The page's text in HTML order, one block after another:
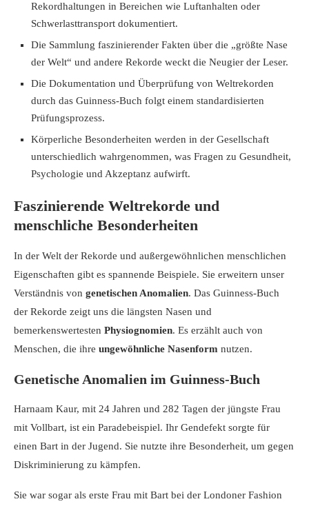
Rekordhaltungen in Bereichen wie Luftanhalten oder
Schwerlasttransport dokumentiert.
Die Sammlung faszinierender Fakten über die „größte Nase
der Welt“ und andere Rekorde weckt die Neugier der Leser.
Die Dokumentation und Überprüfung von Weltrekorden
durch das Guinness-Buch folgt einem standardisierten
Prüfungsprozess.
Körperliche Besonderheiten werden in der Gesellschaft
unterschiedlich wahrgenommen, was Fragen zu Gesundheit,
Psychologie und Akzeptanz aufwirft.
Faszinierende Weltrekorde und
menschliche Besonderheiten
In der Welt der Rekorde und außergewöhnlichen menschlichen
Eigenschaften gibt es spannende Beispiele. Sie erweitern unser
Verständnis von genetischen Anomalien. Das Guinness-Buch
der Rekorde zeigt uns die längsten Nasen und
bemerkenswertesten Physiognomien. Es erzählt auch von
Menschen, die ihre ungewöhnliche Nasenform nutzen.
Genetische Anomalien im Guinness-Buch
Harnaam Kaur, mit 24 Jahren und 282 Tagen der jüngste Frau
mit Vollbart, ist ein Paradebeispiel. Ihr Gendefekt sorgte für
einen Bart in der Jugend. Sie nutzte ihre Besonderheit, um gegen
Diskriminierung zu kämpfen.
Sie war sogar als erste Frau mit Bart bei der Londoner Fashion